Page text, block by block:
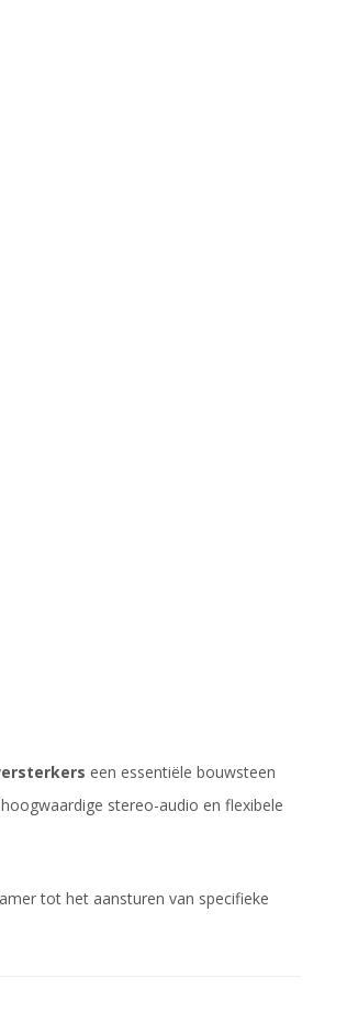
een essentiële bouwsteen
stereo-audio en flexibele
tot het aansturen van specifieke